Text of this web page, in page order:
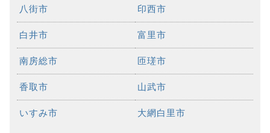
八街市 印西市
白井市 富里市
南房総市 匝瑳市
香取市 山武市
いすみ市 大網白里市